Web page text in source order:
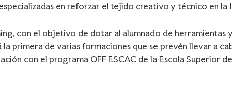
en reforzar el tejido creativo y técnico en la
con el objetivo de dotar al alumnado de herramientas
primera de varias formaciones que se prevén llevar a
con el programa OFF ESCAC de la Escola Superior